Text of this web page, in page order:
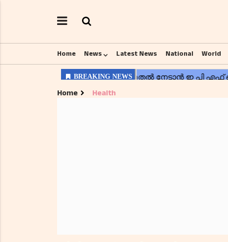
Home News Latest News National World
Home Health